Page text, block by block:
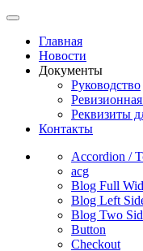
Главная
Новости
Документы
Руководство
Реквизиты
Контакты
Accordion /
acg
Blog Full
Blog Left
Blog Two
Button
Checkout